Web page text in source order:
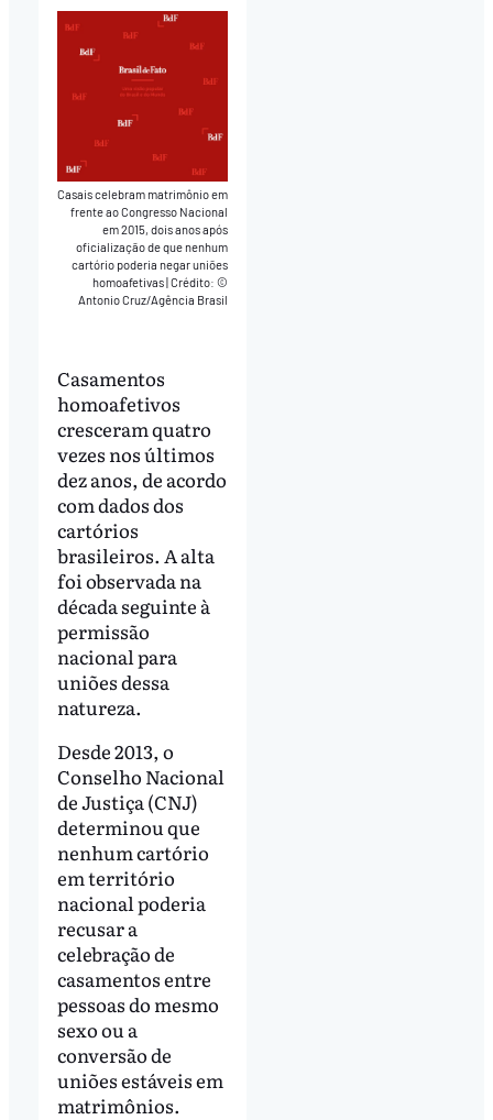
Casais celebram matrimônio em
frente ao Congresso Nacional
em 2015, dois anos após
oficialização de que nenhum
cartório poderia negar uniões
homoafetivas Crédito: ©
Antonio Cruz/Agência Brasil
Casamentos
homoafetivos
cresceram quatro
vezes nos últimos
dez anos, de acordo
com dados dos
cartórios
brasileiros. A alta
foi observada na
década seguinte à
permissão
nacional para
uniões dessa
natureza.
Desde 2013, o
Conselho Nacional
de Justiça (CNJ)
determinou que
nenhum cartório
em território
nacional poderia
recusar a
celebração de
casamentos entre
pessoas do mesmo
sexo ou a
conversão de
uniões estáveis em
matrimônios.